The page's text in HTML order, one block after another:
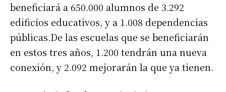
beneficiará a 650.000 alumnos de 3.292
edificios educativos, y a 1.008 dependencias
públicas.De las escuelas que se beneficiarán
en estos tres años, 1.200 tendrán una nueva
conexión, y 2.092 mejorarán la que ya tienen.